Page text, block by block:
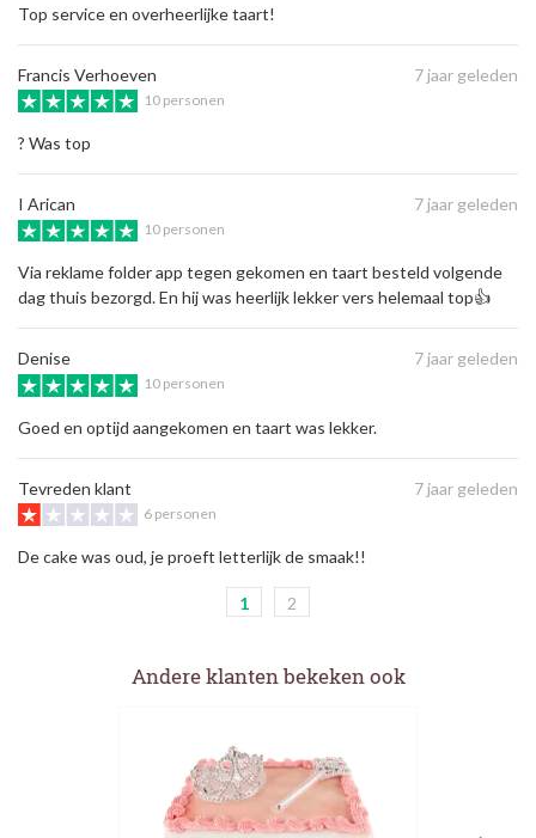
Top service en overheerlijke taart!
Francis Verhoeven 7 jaar geleden
10 personen
? Was top
I Arican 7 jaar geleden
10 personen
Via reklame folder app tegen gekomen en taart besteld volgende
dag thuis bezorgd. En hij was heerlijk lekker vers helemaal top👍
Denise 7 jaar geleden
10 personen
Goed en optijd aangekomen en taart was lekker.
Tevreden klant 7 jaar geleden
6 personen
De cake was oud, je proeft letterlijk de smaak!!
1 2
Andere klanten bekeken ook